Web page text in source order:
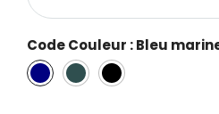
Code Couleur : Bleu
Bleu
marine
Gris
foncé
Noir
(10)